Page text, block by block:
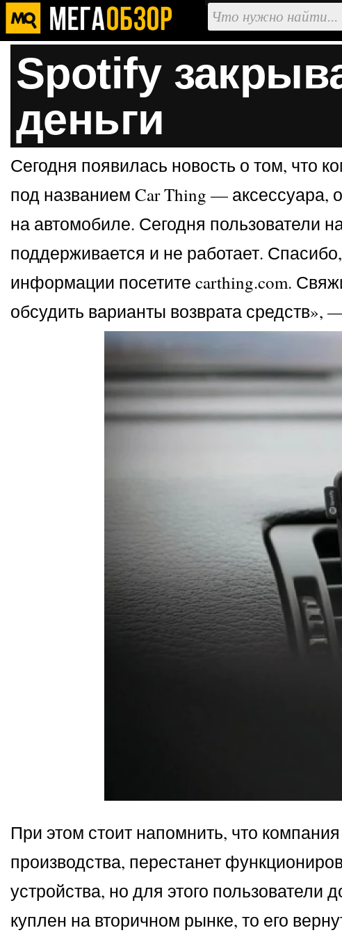
Spotify
деньги
Сегодня появилась новость о том, что
под названием Car Thing —
на автомобиле. Сегодня пользователи
поддерживается и не работает.
информации посетите carthing.com.
обсудить варианты возврата
При этом стоит напомнить, что
производства, перестанет
устройства, но для этого
куплен на вторичном рынке, то его